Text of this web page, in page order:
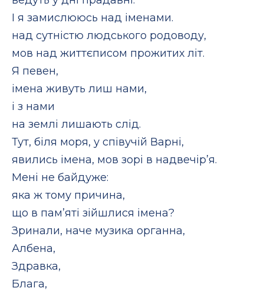
І я замислююсь над іменами.
над сутністю людського родоводу,
мов над життєписом прожитих літ.
Я певен,
імена живуть лиш нами,
і з нами
на землі лишають слід.
Тут, біля моря, у співучій Варні,
явились імена, мов зорі в надвечір’я.
Мені не байдуже:
яка ж тому причина,
що в пам’яті зійшлися імена?
Зринали, наче музика органна,
Албена,
Здравка,
Блага,